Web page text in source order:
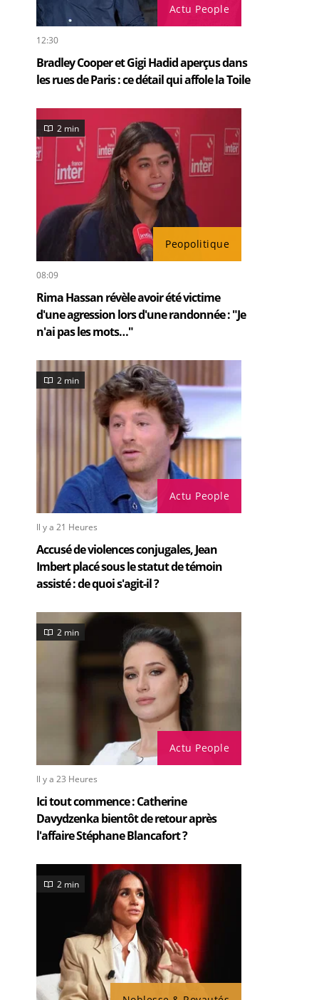
Actu People
12:30
Bradley Cooper et Gigi Hadid aperçus dans
les rues de Paris : ce détail qui affole la Toile
Peopolitique
2 min
08:09
Rima Hassan révèle avoir été victime
d'une agression lors d'une randonnée : "Je
n'ai pas les mots…"
Actu People
2 min
Il y a 21 Heures
Accusé de violences conjugales, Jean
Imbert placé sous le statut de témoin
assisté : de quoi s'agit-il ?
Actu People
2 min
Il y a 23 Heures
Ici tout commence : Catherine
Davydzenka bientôt de retour après
l'affaire Stéphane Blancafort ?
2 min